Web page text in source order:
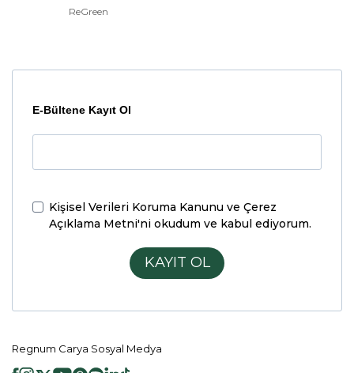
ReGreen
E-Bültene Kayıt Ol
Kişisel Verileri Koruma Kanunu ve Çerez
Açıklama Metni'ni okudum ve kabul ediyorum.
KAYIT OL
Regnum Carya Sosyal Medya